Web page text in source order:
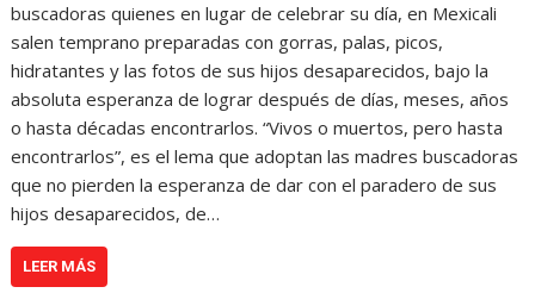
buscadoras quienes en lugar de celebrar su día, en Mexicali
salen temprano preparadas con gorras, palas, picos,
hidratantes y las fotos de sus hijos desaparecidos, bajo la
absoluta esperanza de lograr después de días, meses, años
o hasta décadas encontrarlos. “Vivos o muertos, pero hasta
encontrarlos”, es el lema que adoptan las madres buscadoras
que no pierden la esperanza de dar con el paradero de sus
hijos desaparecidos, de…
LEER MÁS